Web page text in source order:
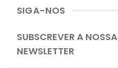
SIGA-NOS
SUBSCREVER A NOSSA
NEWSLETTER